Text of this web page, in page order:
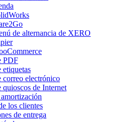
de alternancia de XERO
PDF
etiquetas
correo electrónico
quioscos de Internet
los clientes
de entrega